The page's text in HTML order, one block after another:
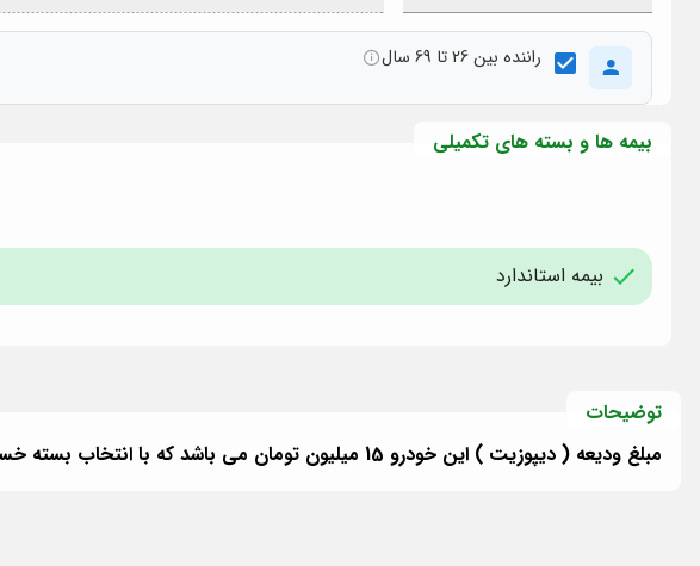
راننده بین 26 تا 69 سال
بیمه ها و بسته های تکمیلی
بیمه استاندارد
توضیحات
مبلغ ودیعه ( دیپوزیت ) این خودرو 15 میلیون تومان می باشد که با انتخاب بسته خسارت تکمیلی و برخورداری از پوشش حداکثری بیمه، نیازی به پرداخت ودیعه نمی باشد.